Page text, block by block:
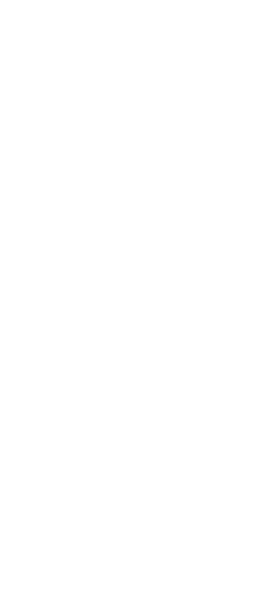
Descoberta na Serra do
Primeiro vertebrado a
Fósseis raros de
que estes se
Árvores gigantes
Estudo publicado na
garantem o transporte
Estudo identifica antiga
As 'fazendas' na
Praticadas há pelo
ancestrais, mas
Espécie
tradicionais, revelando
Estudos recentes com
estruturas complexas e